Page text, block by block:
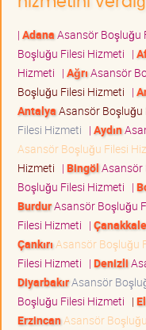
| AdanaAsansör Boşluğu
Boşluğu Filesi Hizmeti |
Hizmeti | AğrıAsansör
Boşluğu Filesi Hizmeti |
AntalyaAsansör Boşluğu
Filesi Hizmeti | Aydın
Asansör Boşluğu Filesi
Hizmeti | BingölAsansör
Boşluğu Filesi Hizmeti |
BurdurAsansör Boşluğu
Filesi Hizmeti | Çanakkale
Çankırı Asansör Boşluğu
Filesi Hizmeti | Denizli
DiyarbakırAsansör
Boşluğu Filesi Hizmeti |
ErzincanAsansör